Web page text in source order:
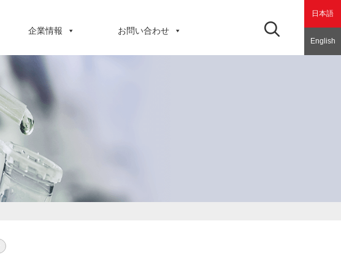
企業情報 お問い合わせ
日本語
English